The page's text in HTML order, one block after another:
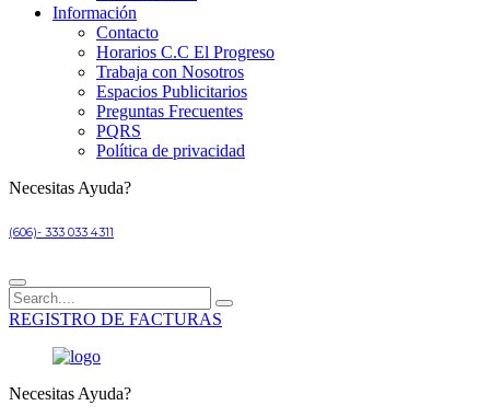
Información
Contacto
Horarios C.C El Progreso
Trabaja con Nosotros
Espacios Publicitarios
Preguntas Frecuentes
PQRS
Política de privacidad
Necesitas Ayuda?
(606)- 333 033 4311
REGISTRO DE FACTURAS
Necesitas Ayuda?